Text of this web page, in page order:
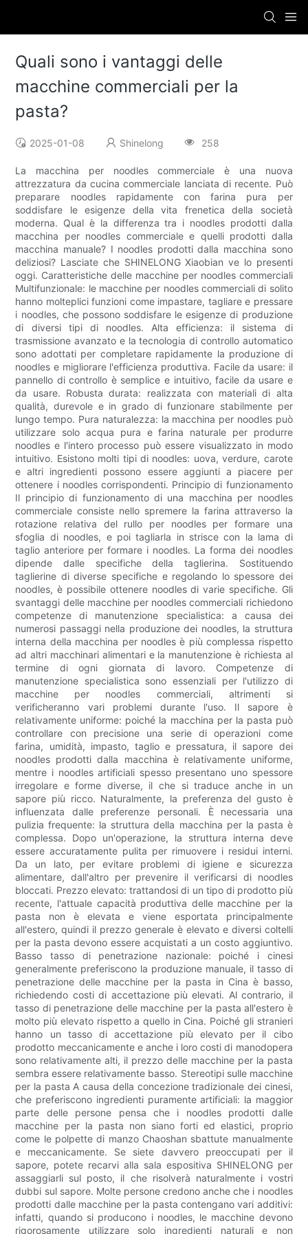
Quali sono i vantaggi delle
macchine commerciali per la
pasta?
2025-01-08 Shinelong 258
La macchina per noodles commerciale è una nuova
attrezzatura da cucina commerciale lanciata di recente. Può
preparare noodles rapidamente con farina pura per
soddisfare le esigenze della vita frenetica della società
moderna. Qual è la differenza tra i noodles prodotti dalla
macchina per noodles commerciale e quelli prodotti dalla
macchina manuale? I noodles prodotti dalla macchina sono
deliziosi? Lasciate che SHINELONG Xiaobian ve lo presenti
oggi. Caratteristiche delle macchine per noodles commerciali
Multifunzionale: le macchine per noodles commerciali di solito
hanno molteplici funzioni come impastare, tagliare e pressare
i noodles, che possono soddisfare le esigenze di produzione
di diversi tipi di noodles. Alta efficienza: il sistema di
trasmissione avanzato e la tecnologia di controllo automatico
sono adottati per completare rapidamente la produzione di
noodles e migliorare l'efficienza produttiva. Facile da usare: il
pannello di controllo è semplice e intuitivo, facile da usare e
da usare. Robusta durata: realizzata con materiali di alta
qualità, durevole e in grado di funzionare stabilmente per
lungo tempo. Pura naturalezza: la macchina per noodles può
utilizzare solo acqua pura e farina naturale per produrre
noodles e l'intero processo può essere visualizzato in modo
intuitivo. Esistono molti tipi di noodles: uova, verdure, carote
e altri ingredienti possono essere aggiunti a piacere per
ottenere i noodles corrispondenti. Principio di funzionamento
Il principio di funzionamento di una macchina per noodles
commerciale consiste nello spremere la farina attraverso la
rotazione relativa del rullo per noodles per formare una
sfoglia di noodles, e poi tagliarla in strisce con la lama di
taglio anteriore per formare i noodles. La forma dei noodles
dipende dalle specifiche della taglierina. Sostituendo
taglierine di diverse specifiche e regolando lo spessore dei
noodles, è possibile ottenere noodles di varie specifiche. Gli
svantaggi delle macchine per noodles commerciali richiedono
competenze di manutenzione specialistica: a causa dei
numerosi passaggi nella produzione dei noodles, la struttura
interna della macchina per noodles è più complessa rispetto
ad altri macchinari alimentari e la manutenzione è richiesta al
termine di ogni giornata di lavoro. Competenze di
manutenzione specialistica sono essenziali per l'utilizzo di
macchine per noodles commerciali, altrimenti si
verificheranno vari problemi durante l'uso. Il sapore è
relativamente uniforme: poiché la macchina per la pasta può
controllare con precisione una serie di operazioni come
farina, umidità, impasto, taglio e pressatura, il sapore dei
noodles prodotti dalla macchina è relativamente uniforme,
mentre i noodles artificiali spesso presentano uno spessore
irregolare e forme diverse, il che si traduce anche in un
sapore più ricco. Naturalmente, la preferenza del gusto è
influenzata dalle preferenze personali. È necessaria una
pulizia frequente: la struttura della macchina per la pasta è
complessa. Dopo un'operazione, la struttura interna deve
essere accuratamente pulita per rimuovere i residui interni.
Da un lato, per evitare problemi di igiene e sicurezza
alimentare, dall'altro per prevenire il verificarsi di noodles
bloccati. Prezzo elevato: trattandosi di un tipo di prodotto più
recente, l'attuale capacità produttiva delle macchine per la
pasta non è elevata e viene esportata principalmente
all'estero, quindi il prezzo generale è elevato e diversi coltelli
per la pasta devono essere acquistati a un costo aggiuntivo.
Basso tasso di penetrazione nazionale: poiché i cinesi
generalmente preferiscono la produzione manuale, il tasso di
penetrazione delle macchine per la pasta in Cina è basso,
richiedendo costi di accettazione più elevati. Al contrario, il
tasso di penetrazione delle macchine per la pasta all'estero è
molto più elevato rispetto a quello in Cina. Poiché gli stranieri
hanno un tasso di accettazione più elevato per il cibo
prodotto meccanicamente e anche i loro costi di manodopera
sono relativamente alti, il prezzo delle macchine per la pasta
sembra essere relativamente basso. Stereotipi sulle macchine
per la pasta A causa della concezione tradizionale dei cinesi,
che preferiscono ingredienti puramente artificiali: la maggior
parte delle persone pensa che i noodles prodotti dalle
macchine per la pasta non siano forti ed elastici, proprio
come le polpette di manzo Chaoshan sbattute manualmente
e meccanicamente. Se siete davvero preoccupati per il
sapore, potete recarvi alla sala espositiva SHINELONG per
assaggiarli sul posto, il che risolverà naturalmente i vostri
dubbi sul sapore. Molte persone credono anche che i noodles
prodotti dalle macchine per la pasta contengano vari additivi:
infatti, quando si producono i noodles, le macchine devono
rigorosamente utilizzare solo ingredienti naturali e non